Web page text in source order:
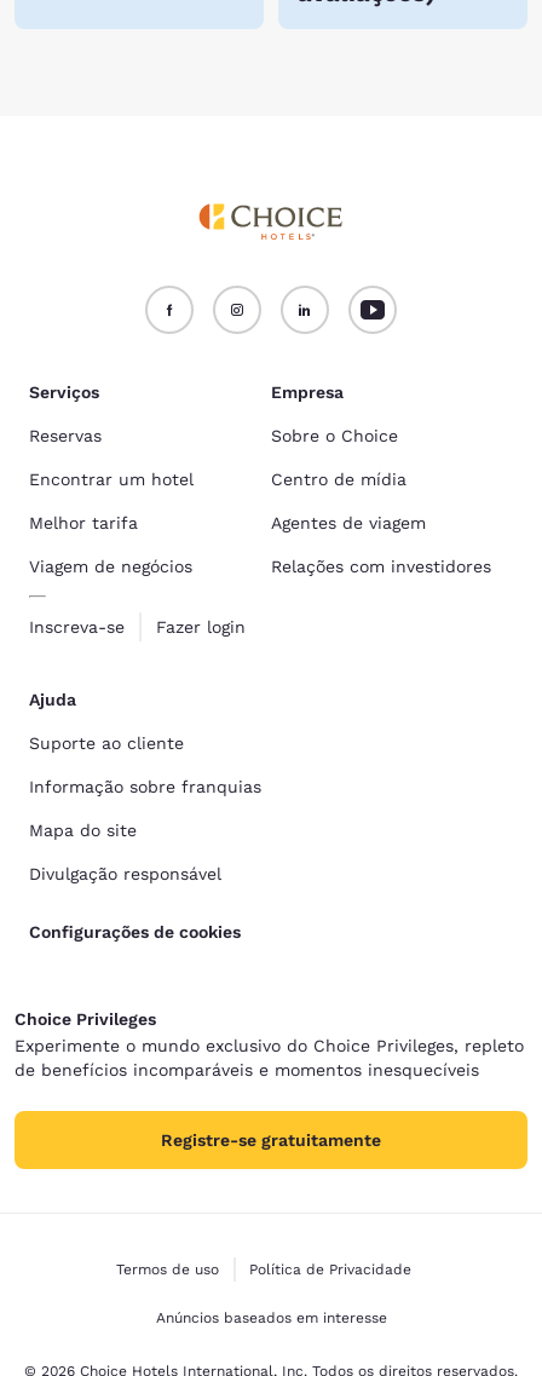
Serviços
Reservas
Encontrar um hotel
Melhor tarifa
Viagem de negócios
Inscreva-se Fazer login
Empresa
Sobre o Choice
Centro de mídia
Agentes de viagem
Relações com investidores
Ajuda
Suporte ao cliente
Informação sobre franquias
Mapa do site
Divulgação responsável
Configurações de cookies
Choice Privileges
Experimente o mundo exclusivo do Choice Privileges, repleto
de benefícios incomparáveis e momentos inesquecíveis
Registre-se gratuitamente
Termos de uso Política de Privacidade
Anúncios baseados em interesse
© 2026 Choice Hotels International, Inc. Todos os direitos reservados.